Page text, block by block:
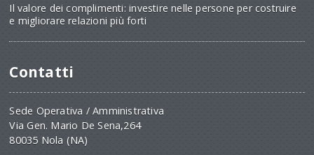
Il valore dei complimenti: investire nelle persone per costruire
e migliorare relazioni più forti
Contatti
Sede Operativa / Amministrativa
Via Gen. Mario De Sena,264
80035 Nola (NA)